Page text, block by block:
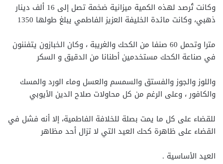
وكانت تُرصد لهذه الكمية ميزانية ضخمة تصل إلى 16 ألف دينار
ذهبي، وكانت مائدة الخليفة العزيز الفاطمي يبلغ طولها 1350
مترا وتحمل 60 صنفا من الكحك والغريبة ، وكان الخبازون يتفننون
في صناعة الكحك مستخدمين أطنانا من الدقيق و السكر
واللوز والجوز والفستق والسمسم والعسل وماء الورد والمسك
والكافور ، وعلى الرغم من كل محاولات صلاح الدين الأيوبي
للقضاء على كل ما يمت بصلة للخلافة الفاطمية، إلا أنه فشل في
القضاء على ظاهرة كحك العيد التي لا تزال أحد مظاهر
العيد الأساسية .